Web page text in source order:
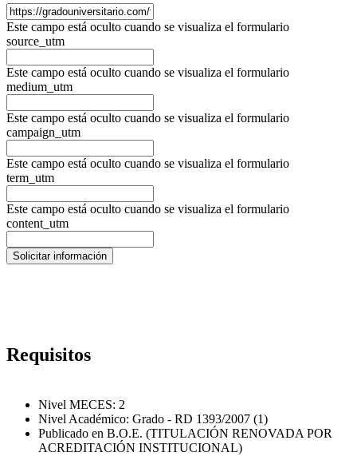
Este campo está oculto cuando se visualiza el formulario
source_utm
Este campo está oculto cuando se visualiza el formulario
medium_utm
Este campo está oculto cuando se visualiza el formulario
campaign_utm
Este campo está oculto cuando se visualiza el formulario
term_utm
Este campo está oculto cuando se visualiza el formulario
content_utm
Requisitos
Nivel MECES: 2
Nivel Académico: Grado - RD 1393/2007 (1)
Publicado en B.O.E. (TITULACIÓN RENOVADA POR
ACREDITACIÓN INSTITUCIONAL)